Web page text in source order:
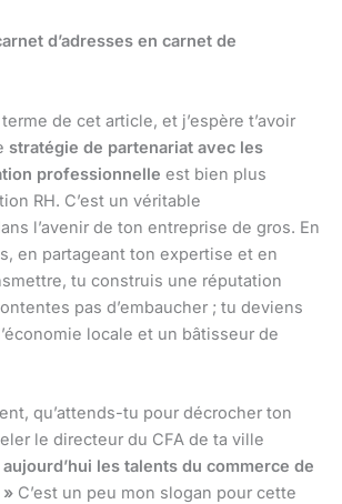
d’adresses en carnet de
de cet article, et j’espère t’avoir
stratégie de partenariat avec les
professionnelle est bien plus
RH. C’est un véritable
l’avenir de ton entreprise de gros. En
en partageant ton expertise et en
tu construis une réputation
pas d’embaucher ; tu deviens
locale et un bâtisseur de
qu’attends-tu pour décrocher ton
le directeur du CFA de ta ville
les talents du commerce de
» C’est un peu mon slogan pour cette